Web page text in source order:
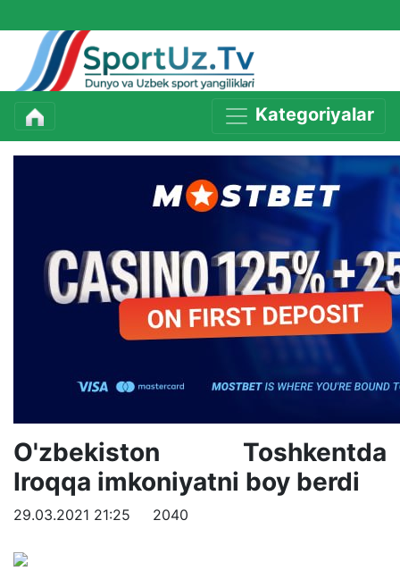
Kategoriyalar
O'zbekiston Toshkentda
Iroqqa imkoniyatni boy berdi
29.03.2021 21:25 2040